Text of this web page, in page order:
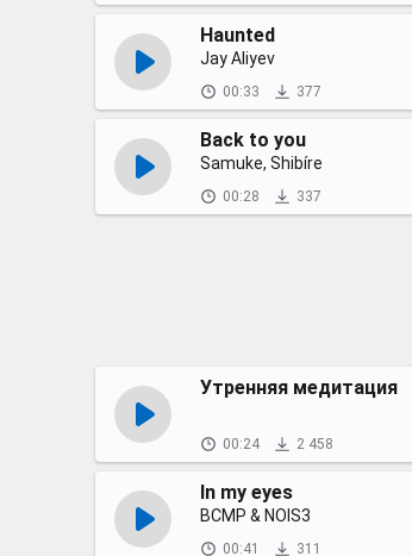
Haunted
Jay Aliyev
00:33 377
Back to you
Samuke, Shibíre
00:28 337
Утренняя медитация
00:24 2 458
In my eyes
BCMP & NOIS3
00:41 311